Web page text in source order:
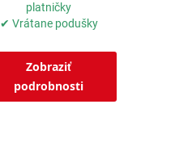
platničky
✔ Vrátane podušky
Zobraziť
podrobnosti